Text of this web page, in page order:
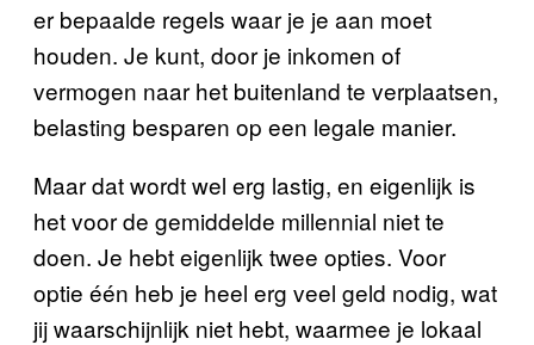
er bepaalde regels waar je je aan moet
houden. Je kunt, door je inkomen of
vermogen naar het buitenland te verplaatsen,
belasting besparen op een legale manier.
Maar dat wordt wel erg lastig, en eigenlijk is
het voor de gemiddelde millennial niet te
doen. Je hebt eigenlijk twee opties. Voor
optie één heb je heel erg veel geld nodig, wat
jij waarschijnlijk niet hebt, waarmee je lokaal